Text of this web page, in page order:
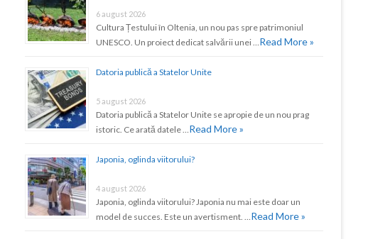
6 august 2026
Cultura Țestului în Oltenia, un nou pas spre patrimoniul
UNESCO. Un proiect dedicat salvării unei …Read More »
Datoria publică a Statelor Unite
5 august 2026
Datoria publică a Statelor Unite se apropie de un nou prag
istoric. Ce arată datele …Read More »
Japonia, oglinda viitorului?
4 august 2026
Japonia, oglinda viitorului? Japonia nu mai este doar un
model de succes. Este un avertisment. …Read More »